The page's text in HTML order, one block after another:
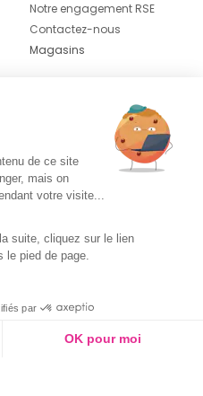
Notre engagement RSE
Contactez-nous
Magasins
de ce site
mais on
votre visite...
suite, cliquez sur le lien
le pied de page.
par
OK pour moi